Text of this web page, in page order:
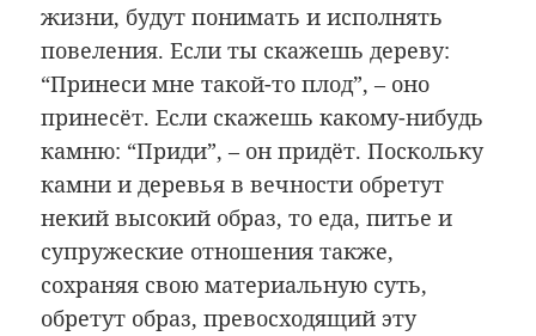
жизни, будут понимать и исполнять
повеления. Если ты скажешь дереву:
“Принеси мне такой-то плод”, – оно
принесёт. Если скажешь какому-нибудь
камню: “Приди”, – он придёт. Поскольку
камни и деревья в вечности обретут
некий высокий образ, то еда, питье и
супружеские отношения также,
сохраняя свою материальную суть,
обретут образ, превосходящий эту